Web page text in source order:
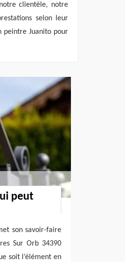
clientèle, notre
selon leur
peintre Juanito pour
peut
son savoir-faire
Sur Orb 34390
soit l’élément en